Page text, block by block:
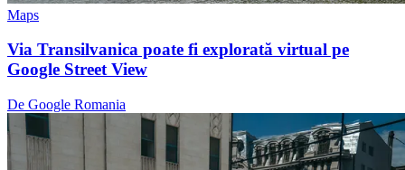
Maps
Via Transilvanica poate fi explorată virtual pe
Google Street View
De Google Romania